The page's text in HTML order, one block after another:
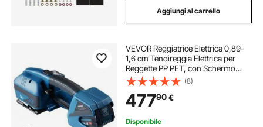
Aggiungi al carrello
VEVOR Reggiatrice Elettrica 0,89-
1,6 cm Tendireggia Elettrica per
Reggette PP PET, con Schermo
Digitale, 2 x 4000 mAh Reggiatrice
Automatica Alimentata a Batteria
per Pallet di Scatole da Imballaggio
(8)
47790€
Disponibile